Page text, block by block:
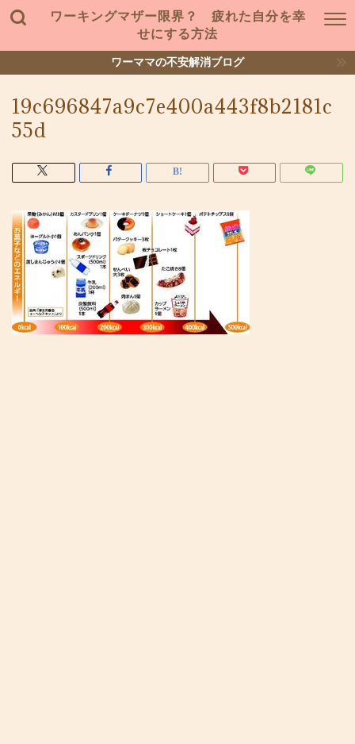
ワーキングマザー限界？ 疲れた自分を幸
せにする方法
ワーママの不安解消ブログ
19c696847a9c7e400a443f8b2181c
55d